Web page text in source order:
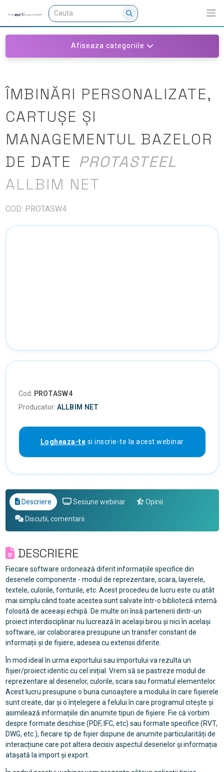
Afiseaza categoriile
ÎMBINĂRI PERSONALIZATE,
CARTUȘE ȘI
MANAGEMENTUL BAZELOR
DE DATE PROTASTEEL
ALLBIM NET
COD: PROTASW4
Cod: PROTASW4
Producator: ALLBIM NET
Logheaza-te si inscrie-te la acest webinar
Descriere Sesiune webinar Opinii
Discutii, comentarii
DESCRIERE
Fiecare software ordonează diferit informațiile specifice din
desenele componente - modul de reprezentare, scara, layerele,
textele, culorile, fonturile, etc. Acest procedeu de lucru este cu atât
mai simplu când toate acestea sunt salvate într-o bibliotecă internă
folosită de aceeași echipă. De multe ori însă partenerii dintr-un
proiect interdisciplinar nu lucrează în același birou și nici în același
software, iar colaborarea presupune un transfer constant de
informații și de fișiere, adesea cu extensii diferite.
În mod ideal în urma exportului sau importului va rezulta un
fișier/proiect identic cu cel inițial. Vrem să se pastreze modul de
reprezentare al desenelor, culorile, scara sau formatul elementelor.
Acest lucru presupune o buna cunoaștere a modului în care fișierele
sunt create, dar și o înțelegere a felului în care programul citește și
asimilează informațiile din anumite tipuri de fișiere. Fie că vorbim
despre formate deschise (PDF, IFC, etc) sau formate specifice (RVT,
DWG, etc.), fiecare tip de fișier dispune de anumite particularități de
interacțiune care pot altera decisiv aspectul desenelor și informația
atașată la import și export.